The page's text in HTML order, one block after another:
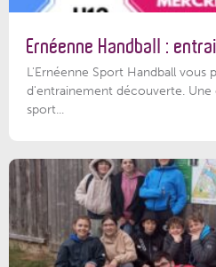
Ernéenne Handball :
L'Ernéenne Sport Handball vous
d'entrainement découverte.
sport...